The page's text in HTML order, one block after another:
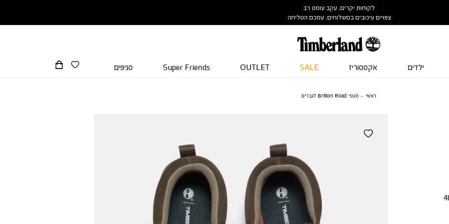
לקוחות יקרים, עקב עומס רב
צפויים עיכובים במשלוחים. עמכם הסליחה
ילדים אקססוריז SALE
OUTLET
Super Friends סניפים
ראשי מגפי Britton Road לגברים